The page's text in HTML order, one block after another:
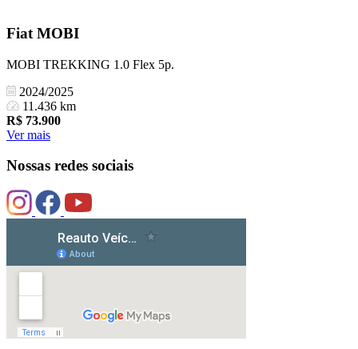
Fiat MOBI
MOBI TREKKING 1.0 Flex 5p.
2024/2025
11.436 km
R$ 73.900
Ver mais
Nossas redes sociais